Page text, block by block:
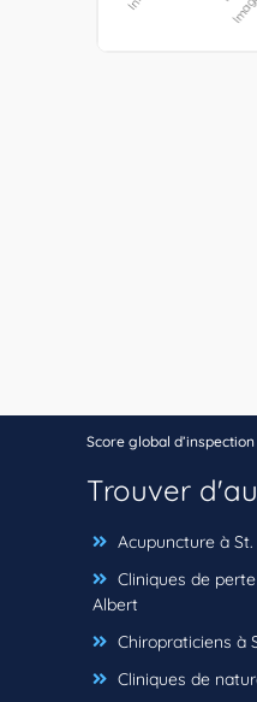
Score global d’inspection
Trouver
Acupuncture à
Cliniques de
Albert
Chiropraticiens à
Cliniques de